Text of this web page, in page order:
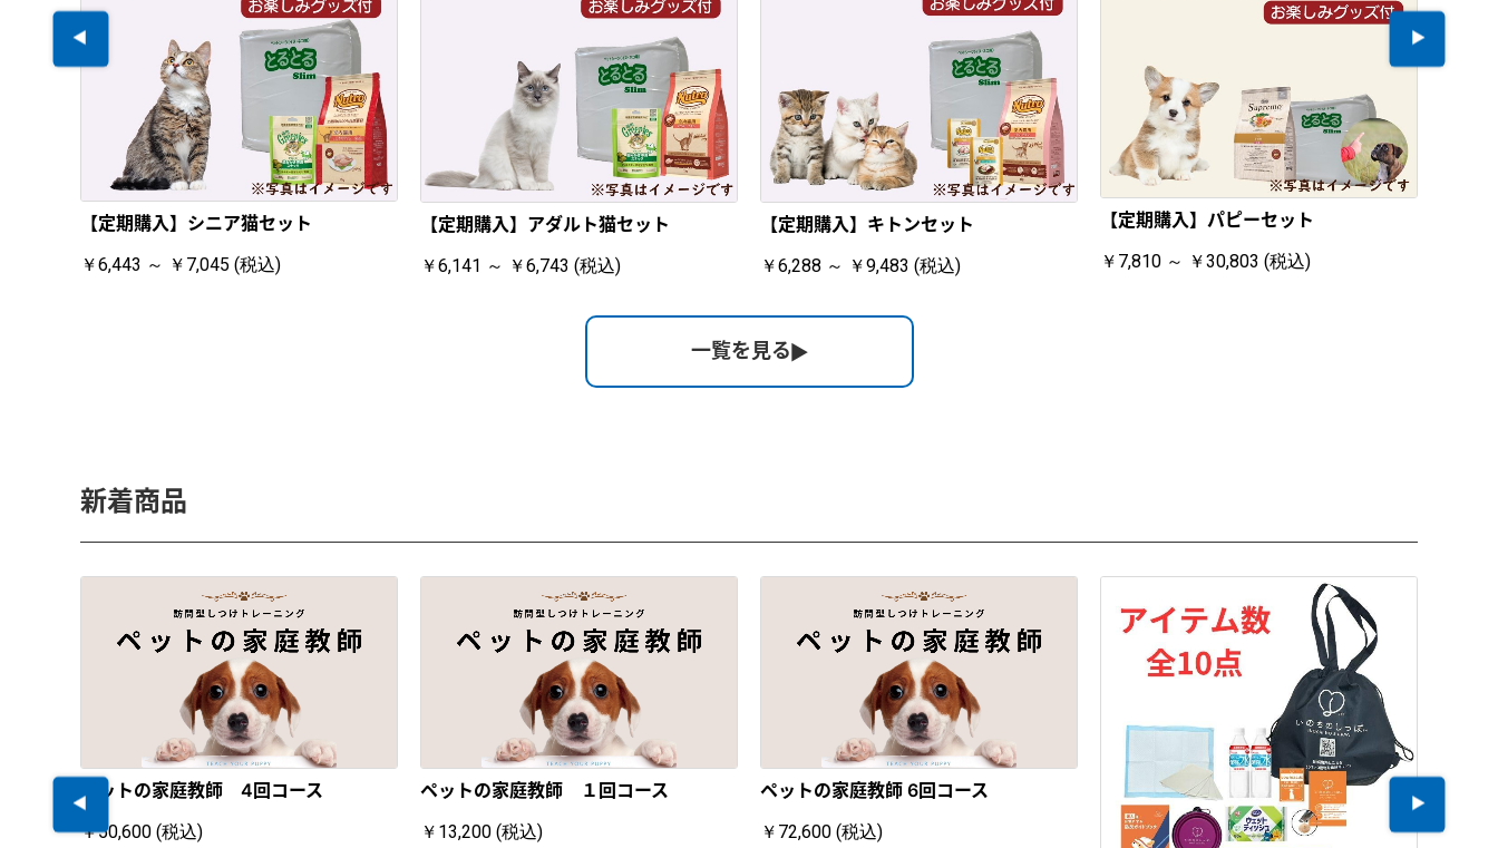
【定期購入】シニア猫セット
￥6,443 ～ ￥7,045 (税込)
【定期購入】アダルト猫セット
￥6,141 ～ ￥6,743 (税込)
【定期購入】キトンセット
￥6,288 ～ ￥9,483 (税込)
【定期購入】パピーセット
￥7,810 ～ ￥30,803 (税込)
一覧を見る
新着商品
ペットの家庭教師 4回コース
￥50,600 (税込)
ペットの家庭教師 １回コース
￥13,200 (税込)
ペットの家庭教師 6回コース
￥72,600 (税込)